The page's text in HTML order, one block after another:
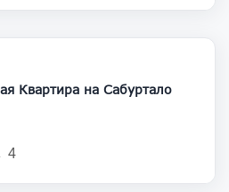
220 000
Продается 4 комнатная Квартира на Сабуртало
4